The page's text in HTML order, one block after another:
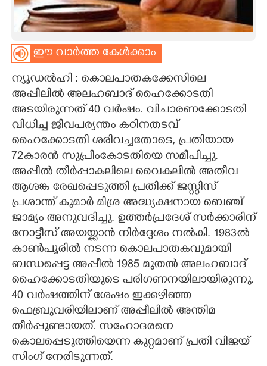
ART
ASTRO
CARTOONS
LITERATURE
ഈ വാർത്ത കേൾക്കാം
ന്യൂഡൽഹി : കൊലപാതകക്കേസിലെ
അപ്പീലിൽ അലഹബാദ് ഹൈക്കോടതി
അടയിരുന്നത് 40 വർഷം. വിചാരണക്കോടതി
വിധിച്ച ജീവപര്യന്തം കഠിനതടവ്
ഹൈക്കോടതി ശരിവച്ചതോടെ, പ്രതിയായ
72കാരൻ സുപ്രീംകോടതിയെ സമീപിച്ചു.
അപ്പീൽ തീർപ്പാകലിലെ വൈകലിൽ അതീവ
ആശങ്ക രേഖപ്പെടുത്തി പ്രതിക്ക് ജസ്റ്റിസ്
പ്രശാന്ത് കുമാർ മിശ്ര അദ്ധ്യക്ഷനായ ബെഞ്ച്
ജാമ്യം അനുവദിച്ചു. ഉത്തർപ്രദേശ് സർക്കാരിന്
നോട്ടീസ് അയയ്ക്കാൻ നിർദ്ദേശം നൽകി. 1983ൽ
കാൺപൂരിൽ നടന്ന കൊലപാതകവുമായി
ബന്ധപ്പെട്ട അപ്പീൽ 1985 മുതൽ അലഹബാദ്
ഹൈക്കോടതിയുടെ പരിഗണനയിലായിരുന്നു.
40 വർഷത്തിന് ശേഷം ഇക്കഴിഞ്ഞ
ഫെബ്രുവരിയിലാണ് അപ്പീലിൽ അന്തിമ
തീർപ്പുണ്ടായത്. സഹോദരനെ
കൊലപ്പെടുത്തിയെന്ന കുറ്റമാണ് പ്രതി വിജയ്
സിംഗ് നേരിടുന്നത്.